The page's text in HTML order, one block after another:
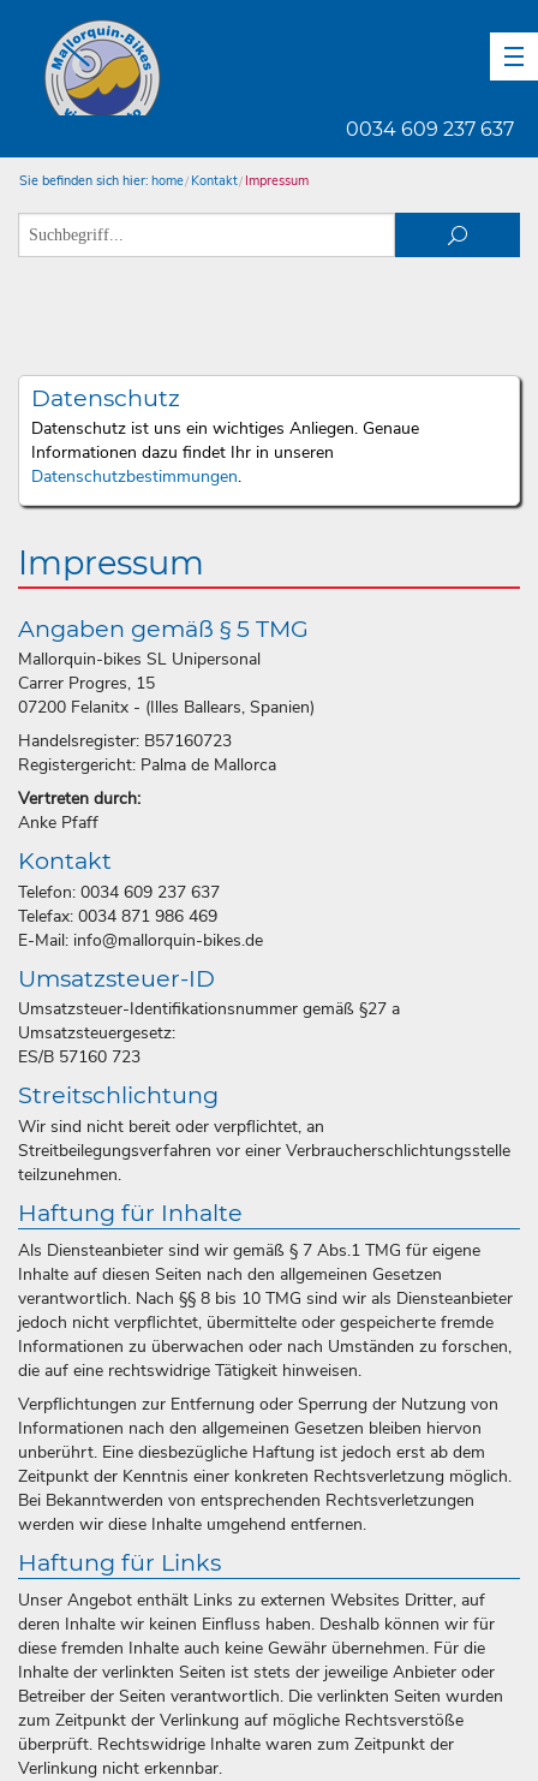
0034 609 237 637
Sie befinden sich hier: home Kontakt Impressum
Datenschutz
Datenschutz ist uns ein wichtiges Anliegen. Genaue
Informationen dazu findet Ihr in unseren
Datenschutzbestimmungen.
Impressum
Angaben gemäß § 5 TMG
Mallorquin-bikes SL Unipersonal
Carrer Progres, 15
07200 Felanitx - (Illes Ballears, Spanien)
Handelsregister: B57160723
Registergericht: Palma de Mallorca
Vertreten durch:
Anke Pfaff
Kontakt
Telefon: 0034 609 237 637
Telefax: 0034 871 986 469
E-Mail: info@mallorquin-bikes.de
Umsatzsteuer-ID
Umsatzsteuer-Identifikationsnummer gemäß §27 a
Umsatzsteuergesetz:
ES/B 57160 723
Streitschlichtung
Wir sind nicht bereit oder verpflichtet, an
Streitbeilegungsverfahren vor einer Verbraucherschlichtungsstelle
teilzunehmen.
Haftung für Inhalte
Als Diensteanbieter sind wir gemäß § 7 Abs.1 TMG für eigene
Inhalte auf diesen Seiten nach den allgemeinen Gesetzen
verantwortlich. Nach §§ 8 bis 10 TMG sind wir als Diensteanbieter
jedoch nicht verpflichtet, übermittelte oder gespeicherte fremde
Informationen zu überwachen oder nach Umständen zu forschen,
die auf eine rechtswidrige Tätigkeit hinweisen.
Verpflichtungen zur Entfernung oder Sperrung der Nutzung von
Informationen nach den allgemeinen Gesetzen bleiben hiervon
unberührt. Eine diesbezügliche Haftung ist jedoch erst ab dem
Zeitpunkt der Kenntnis einer konkreten Rechtsverletzung möglich.
Bei Bekanntwerden von entsprechenden Rechtsverletzungen
werden wir diese Inhalte umgehend entfernen.
Haftung für Links
Unser Angebot enthält Links zu externen Websites Dritter, auf
deren Inhalte wir keinen Einfluss haben. Deshalb können wir für
diese fremden Inhalte auch keine Gewähr übernehmen. Für die
Inhalte der verlinkten Seiten ist stets der jeweilige Anbieter oder
Betreiber der Seiten verantwortlich. Die verlinkten Seiten wurden
zum Zeitpunkt der Verlinkung auf mögliche Rechtsverstöße
überprüft. Rechtswidrige Inhalte waren zum Zeitpunkt der
Verlinkung nicht erkennbar.